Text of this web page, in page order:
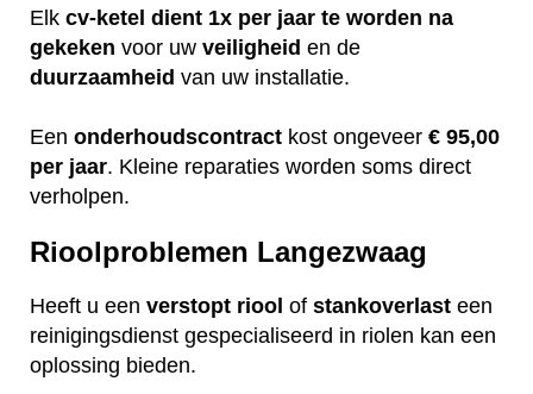
Elk cv-ketel dient 1x per jaar te worden na
gekeken voor uw veiligheid en de
duurzaamheid van uw installatie.
Een onderhoudscontract kost ongeveer € 95,00
per jaar. Kleine reparaties worden soms direct
verholpen.
Rioolproblemen Langezwaag
Heeft u een verstopt riool of stankoverlast een
reinigingsdienst gespecialiseerd in riolen kan een
oplossing bieden.